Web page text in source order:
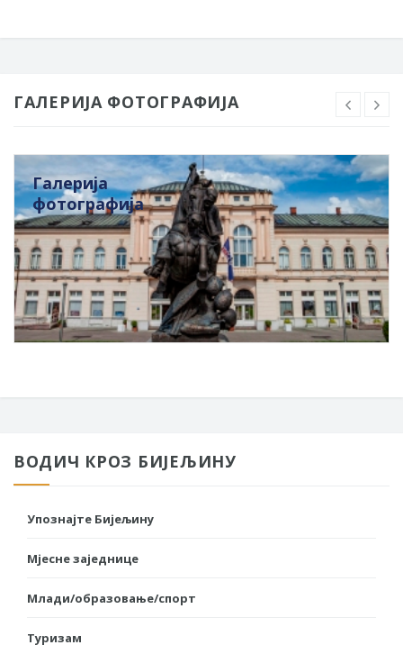
ГАЛЕРИЈА ФОТОГРАФИЈА
Галерија
фотографија
ВОДИЧ КРОЗ БИЈЕЉИНУ
Упознајте Бијељину
Мјесне заједнице
Млади/образовање/спорт
Туризам